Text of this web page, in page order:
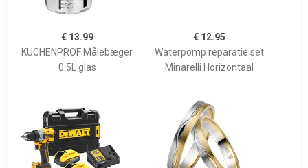
€ 13.99
KÜCHENPROF Målebæger
0.5L glas
€ 12.95
Waterpomp reparatie set
Minarelli Horizontaal